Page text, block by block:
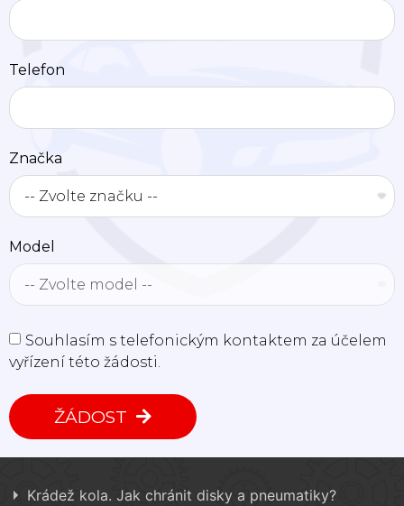
Telefon
Značka
Model
Souhlasím s telefonickým kontaktem za účelem
vyřízení této žádosti.
ŽÁDOST
Krádež kola. Jak chránit disky a pneumatiky?